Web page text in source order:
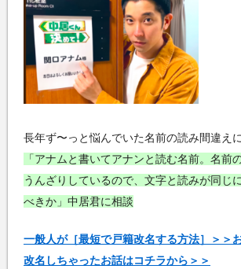
長年ず〜っと悩んでいた名前の読み間違えに
「アナムと書いてアナンと読む名前。名前
うんざりしているので、文字と読みが同じ
べきか」中居君に相談
一般人が［最短で戸籍改名する方法］＞＞
改名しちゃったお話はコチラから＞＞